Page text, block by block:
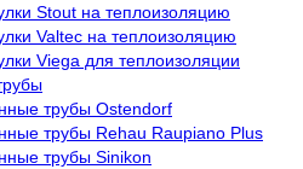
Stout на теплоизоляцию
Valtec на теплоизоляцию
Viega для теплоизоляции
трубы Ostendorf
трубы Rehau Raupiano Plus
трубы Sinikon